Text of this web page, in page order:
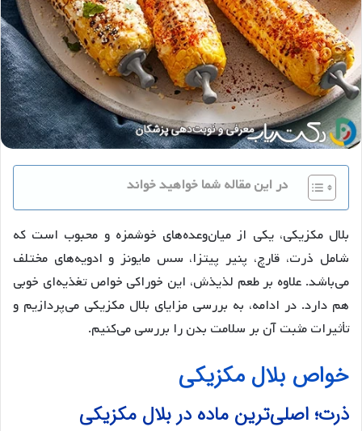
در این مقاله شما خواهید خواند
بلال مکزیکی، یکی از میان‌وعده‌های خوشمزه و محبوب است که
شامل ذرت، قارچ، پنیر پیتزا، سس مایونز و ادویه‌های مختلف
می‌باشد. علاوه بر طعم لذیذش، این خوراکی خواص تغذیه‌ای خوبی
هم دارد. در ادامه، به بررسی مزایای بلال مکزیکی می‌پردازیم و
تأثیرات مثبت آن بر سلامت بدن را بررسی می‌کنیم.
خواص بلال مکزیکی
ذرت؛ اصلی‌ترین ماده در بلال مکزیکی